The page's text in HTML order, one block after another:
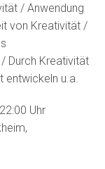
/ Anwendung
von Kreativität /
Durch Kreativität
entwickeln u.a.
Uhr